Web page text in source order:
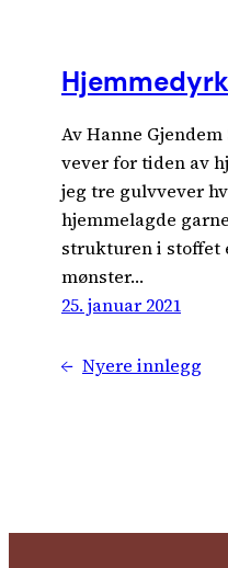
Av Hanne
vever for tiden av
jeg tre gulvvever
hjemmelagde
strukturen i stoffet
mønster…
25. januar 2021
← Nyere innlegg